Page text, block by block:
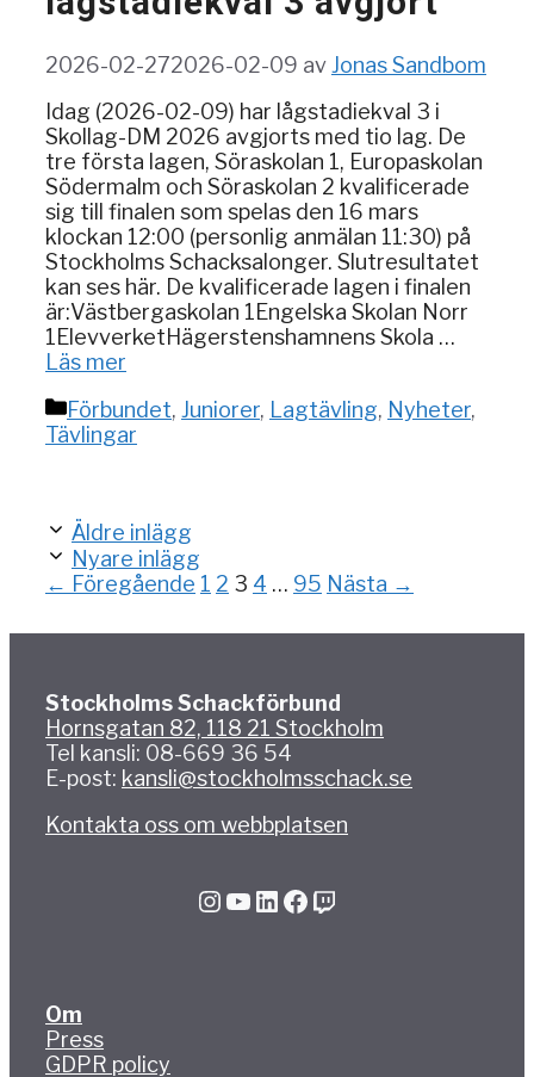
2026-02-272026-02-09 avJonas Sandbom
Idag (2026-02-09) har lågstadiekval 3 i
Skollag-DM 2026 avgjorts med tio lag. De
tre första lagen, Söraskolan 1, Europaskolan
Södermalm och Söraskolan 2 kvalificerade
sig till finalen som spelas den 16 mars
klockan 12:00 (personlig anmälan 11:30) på
Stockholms Schacksalonger. Slutresultatet
kan ses här. De kvalificerade lagen i finalen
är:Västbergaskolan 1Engelska Skolan Norr
1ElevverketHägerstenshamnens Skola …
Läs mer
Kategorier
Förbundet, Juniorer, Lagtävling, Nyheter,
Tävlingar
Äldre inlägg
Nyare inlägg
← Föregående Sida
1 Sida
2 Sida
3 Sida
4 … Sida
95 Nästa →
Stockholms Schackförbund
Hornsgatan 82, 118 21 Stockholm
Tel kansli: 08-669 36 54
E-post: kansli@stockholmsschack.se
Kontakta oss om webbplatsen
InstagramYouTube LinkedIn Facebook Twitch
Om
Press
GDPR policy